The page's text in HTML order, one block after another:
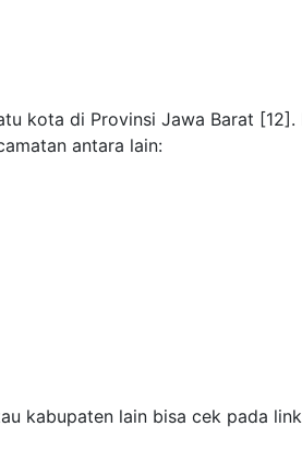
kota di Provinsi Jawa Barat
antara lain:
kabupaten lain bisa cek pada